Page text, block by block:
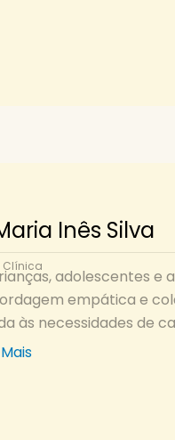
Inês Silva
Clínica
adolescentes e
empática e
às necessidades de